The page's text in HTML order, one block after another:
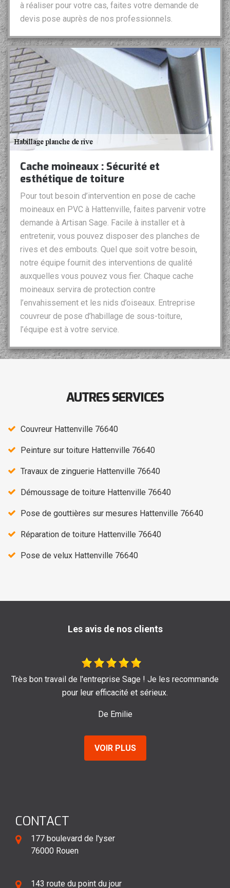
à réaliser pour votre cas, faites votre demande de
devis pose auprès de nos professionnels.
Cache moineaux : Sécurité et
esthétique de toiture
Pour tout besoin d’intervention en pose de cache
moineaux en PVC à Hattenville, faites parvenir votre
demande à Artisan Sage. Facile à installer et à
entretenir, vous pouvez disposer des planches de
rives et des embouts. Quel que soit votre besoin,
notre équipe fournit des interventions de qualité
auxquelles vous pouvez vous fier. Chaque cache
moineaux servira de protection contre
l’envahissement et les nids d’oiseaux. Entreprise
couvreur de pose d’habillage de sous-toiture,
l’équipe est à votre service.
AUTRES SERVICES
Couvreur Hattenville 76640
Peinture sur toiture Hattenville 76640
Travaux de zinguerie Hattenville 76640
Démoussage de toiture Hattenville 76640
Pose de gouttières sur mesures Hattenville 76640
Réparation de toiture Hattenville 76640
Pose de velux Hattenville 76640
Les avis de nos clients
Sage ! Je les recommande
et sérieux.
Je
VOIR PLUS
CONTACT
177 boulevard de l'yser
76000 Rouen
143 route du point du jour